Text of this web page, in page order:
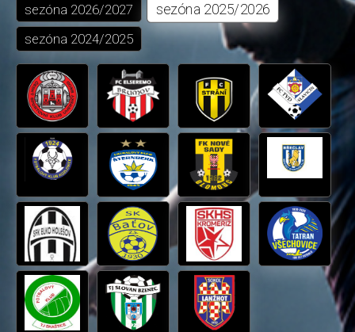
sezóna 2026/2027 sezóna 2025/2026
sezóna 2024/2025